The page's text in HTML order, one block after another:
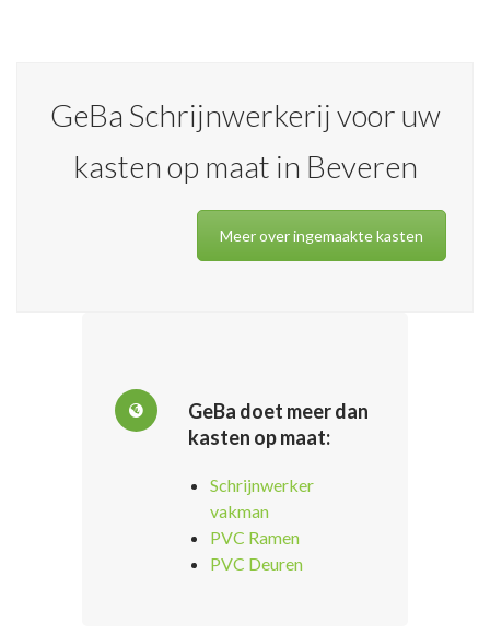
GeBa Schrijnwerkerij voor uw
kasten op maat in Beveren
Meer over ingemaakte kasten
GeBa doet meer dan
kasten op maat:
Schrijnwerker
vakman
PVC Ramen
PVC Deuren